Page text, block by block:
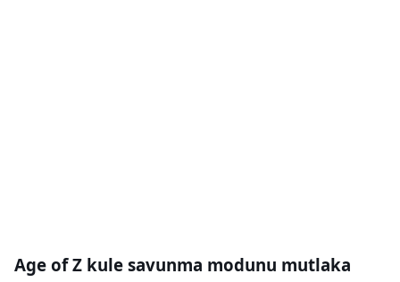
Age of Z kule savunma modunu mutlaka